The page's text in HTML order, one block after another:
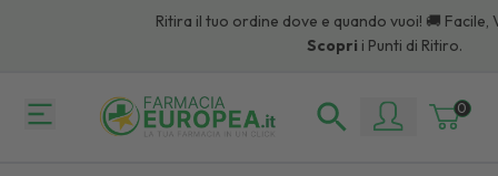
Ritira il tuo ordine dove e quando vuoi! 🚚 Facile,
Scoprii Punti di Ritiro.
0